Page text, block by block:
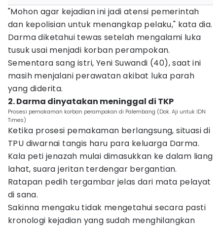
"Mohon agar kejadian ini jadi atensi pemerintah
dan kepolisian untuk menangkap pelaku," kata dia.
Darma diketahui tewas setelah mengalami luka
tusuk usai menjadi korban perampokan.
Sementara sang istri, Yeni Suwandi (40), saat ini
masih menjalani perawatan akibat luka parah
yang diderita.
2. Darma dinyatakan meninggal di TKP
Prosesi pemakaman korban perampokan di Palembang (Dok. Aji untuk IDN
Times)
Ketika prosesi pemakaman berlangsung, situasi di
TPU diwarnai tangis haru para keluarga Darma.
Kala peti jenazah mulai dimasukkan ke dalam liang
lahat, suara jeritan terdengar bergantian.
Ratapan pedih tergambar jelas dari mata pelayat
di sana.
Sakinna mengaku tidak mengetahui secara pasti
kronologi kejadian yang sudah menghilangkan